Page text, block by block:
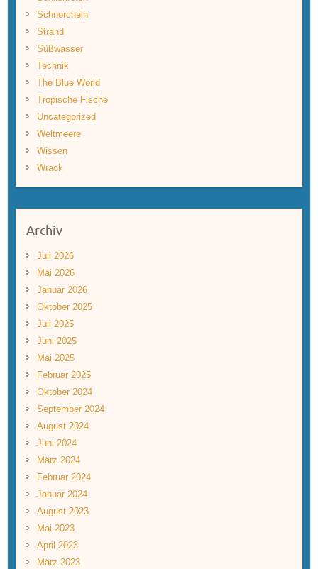
Schnorcheln
Strand
Süßwasser
Technik
The Blue World
Tropische Fische
Uncategorized
Weltmeere
Wissen
Wrack
Archiv
Juli 2026
Mai 2026
Januar 2026
Oktober 2025
Juli 2025
Juni 2025
Mai 2025
Februar 2025
Oktober 2024
September 2024
August 2024
Juni 2024
März 2024
Februar 2024
Januar 2024
August 2023
Mai 2023
April 2023
März 2023